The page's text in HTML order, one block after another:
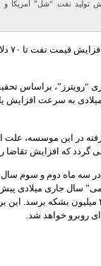
نفت “شل” آمریکا و
“رویترز”، براساس
به سرعت افزایش
در این موسسه، علت
گردد که افزایش تقاضا
سال جاری میلادی
کاهش روزانه ۴۵ هزار بشکه در روز به
ای روبرو خواهد شد.